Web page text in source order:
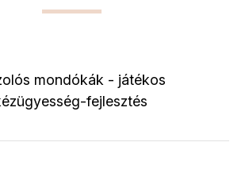
mondókák - játékos
fejlesztés